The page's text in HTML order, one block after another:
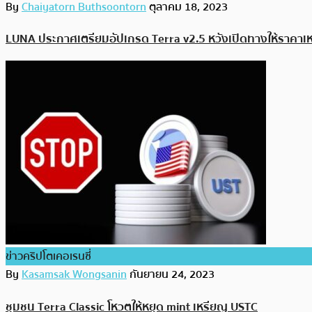
ByChaiyatorn Buthsoontornตุลาคม 18, 2023
LUNA ประกาศเตรียมอัปเกรด Terra v2.5 หวังเปิดทางให้ราค
ข่าวคริปโตเคอเรนซี่
ByKasamsak Wongsaninกันยายน 24, 2023
ชุมชน Terra Classic โหวตให้หยุด mint เหรียญ USTC